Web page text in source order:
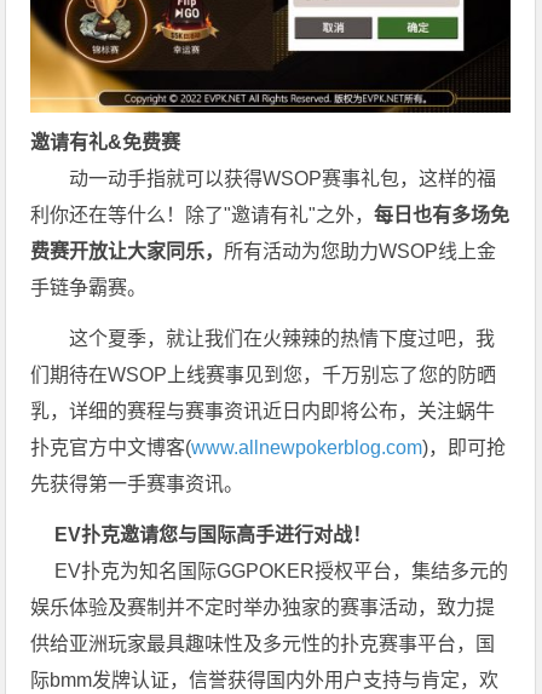
邀请有礼&免费赛
动一动手指就可以获得WSOP赛事礼包，这样的福
利你还在等什么！除了"邀请有礼"之外，每 日也有多场免
费赛开放让大家同乐， 所有活动为您助力WSOP线上金
手链争霸赛。
这个夏季，就让我们在火辣辣的热情下度过吧，我
们期待在WSOP上线赛事见到您，千万别忘了您的防晒
乳，详细的赛程与赛事资讯近日内即将公布，关注蜗牛
扑克官方中文博客(www.allnewpokerblog.com)，即可抢
先获得第一手赛事资讯。
EV扑克邀请您与国际高手进行对战！
EV扑克为知名国际GGPOKER授权平台，集结多元的
娱乐体验及赛制并不定时举办独家的赛事活动，致力提
供给亚洲玩家最具趣味性及多元性的扑克赛事平台，国
际bmm发牌认证，信誉获得国内外用户支持与肯定，欢